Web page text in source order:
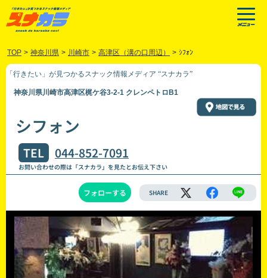
TOP > 神奈川県 > 川崎市 > 高津区（溝の口周辺） > ｼﾌｫﾝ
「行きたい」が見つかるスナック情報メディア “スナカラ”
神奈川県川崎市高津区梶ケ谷3-2-1 クレンペトロB1
シフォン
TEL 044-852-7091
お問い合わせの際は「スナカラ」を見たとお伝え下さい
フォローする SHARE